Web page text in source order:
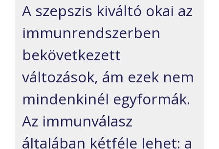
A szepszis kiváltó okai az
immunrendszerben
bekövetkezett
változások, ám ezek nem
mindenkinél egyformák.
Az immunválasz
általában kétféle lehet: a